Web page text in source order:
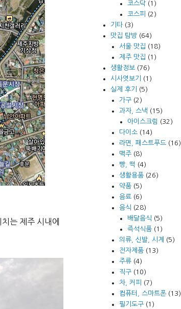
는 제주 시내에
코스닥(1)
코스피
(2)
기타 (3)
맛집 탐방 (64)
서울 맛집 (18)
제주 맛집 (1)
생활정보 (76)
시사엿보기
(1)
실제 후기
(5)
가구(2)
과자, 스낵 (15)
아이스크림 (32)
다이소(14)
라면, 패스트푸드(16)
맥주(8)
빵, 떡 (4)
생활용품(26)
약품(5)
음료(6)
음식 (28)
배달음식 (5)
즉석식품(1)
의류, 신발, 시계
(5)
전자제품(13)
주류(4)
직구(10)
차, 커피
(7)
컴퓨터, 스마트폰(13)
필기도구(1)